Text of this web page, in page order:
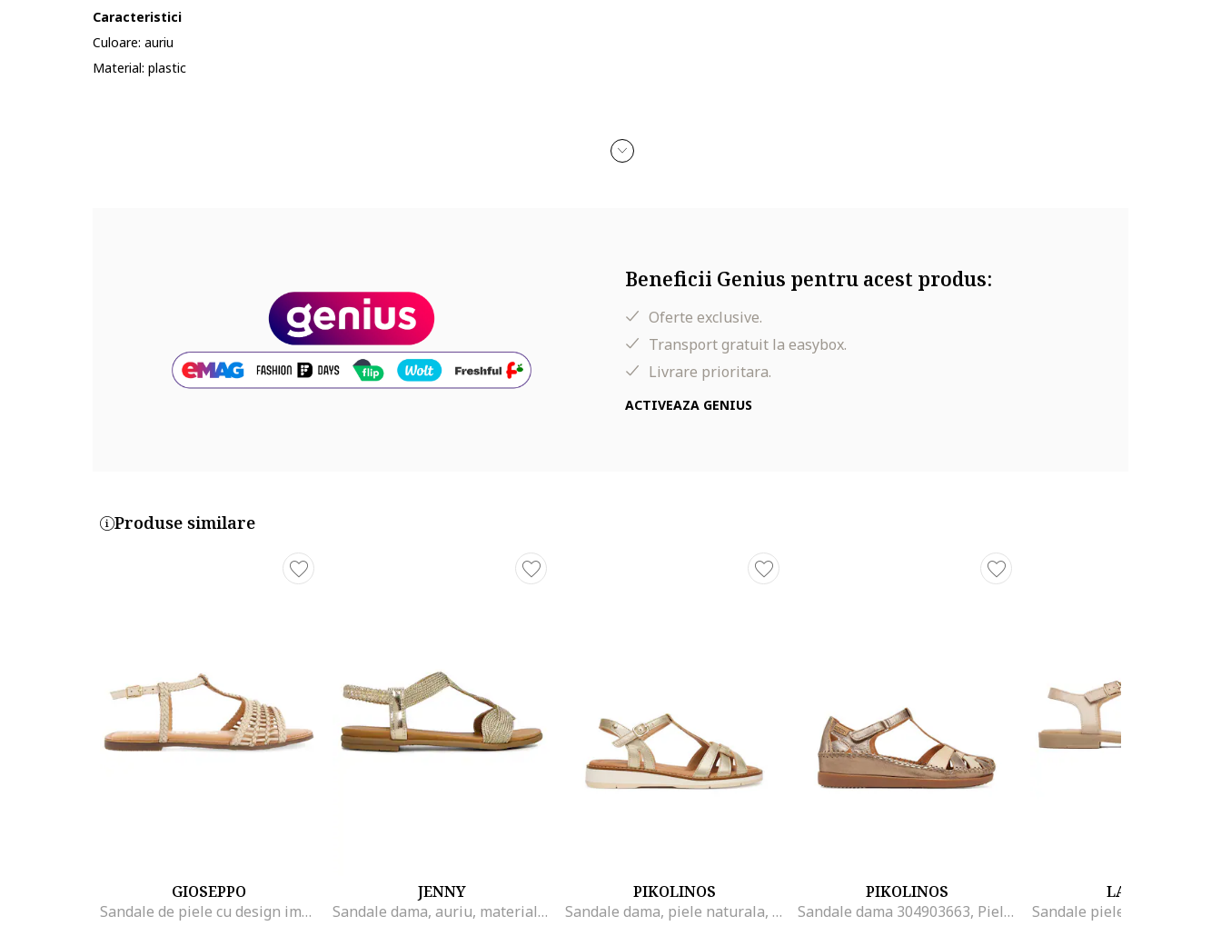
Caracteristici
Culoare: auriu
Material: plastic
Beneficii Genius pentru acest produs:
Oferte exclusive.
Transport gratuit la easybox.
Livrare prioritara.
ACTIVEAZA GENIUS
Produse similare
GIOSEPPO
Sandale de piele cu design impletit, Alb murdar
JENNY
Sandale dama, auriu, material textil
PIKOLINOS
Sandale dama, piele naturala, auriu
PIKOLINOS
Sandale dama 304903663, Piele naturala, Bej, Bej
LASOCKI
Sandale piele naturala,